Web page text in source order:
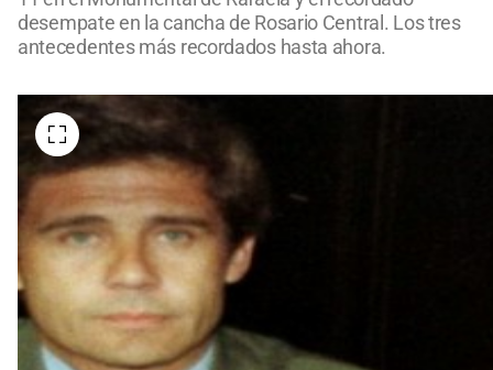
desempate en la cancha de Rosario Central. Los tres
antecedentes más recordados hasta ahora.